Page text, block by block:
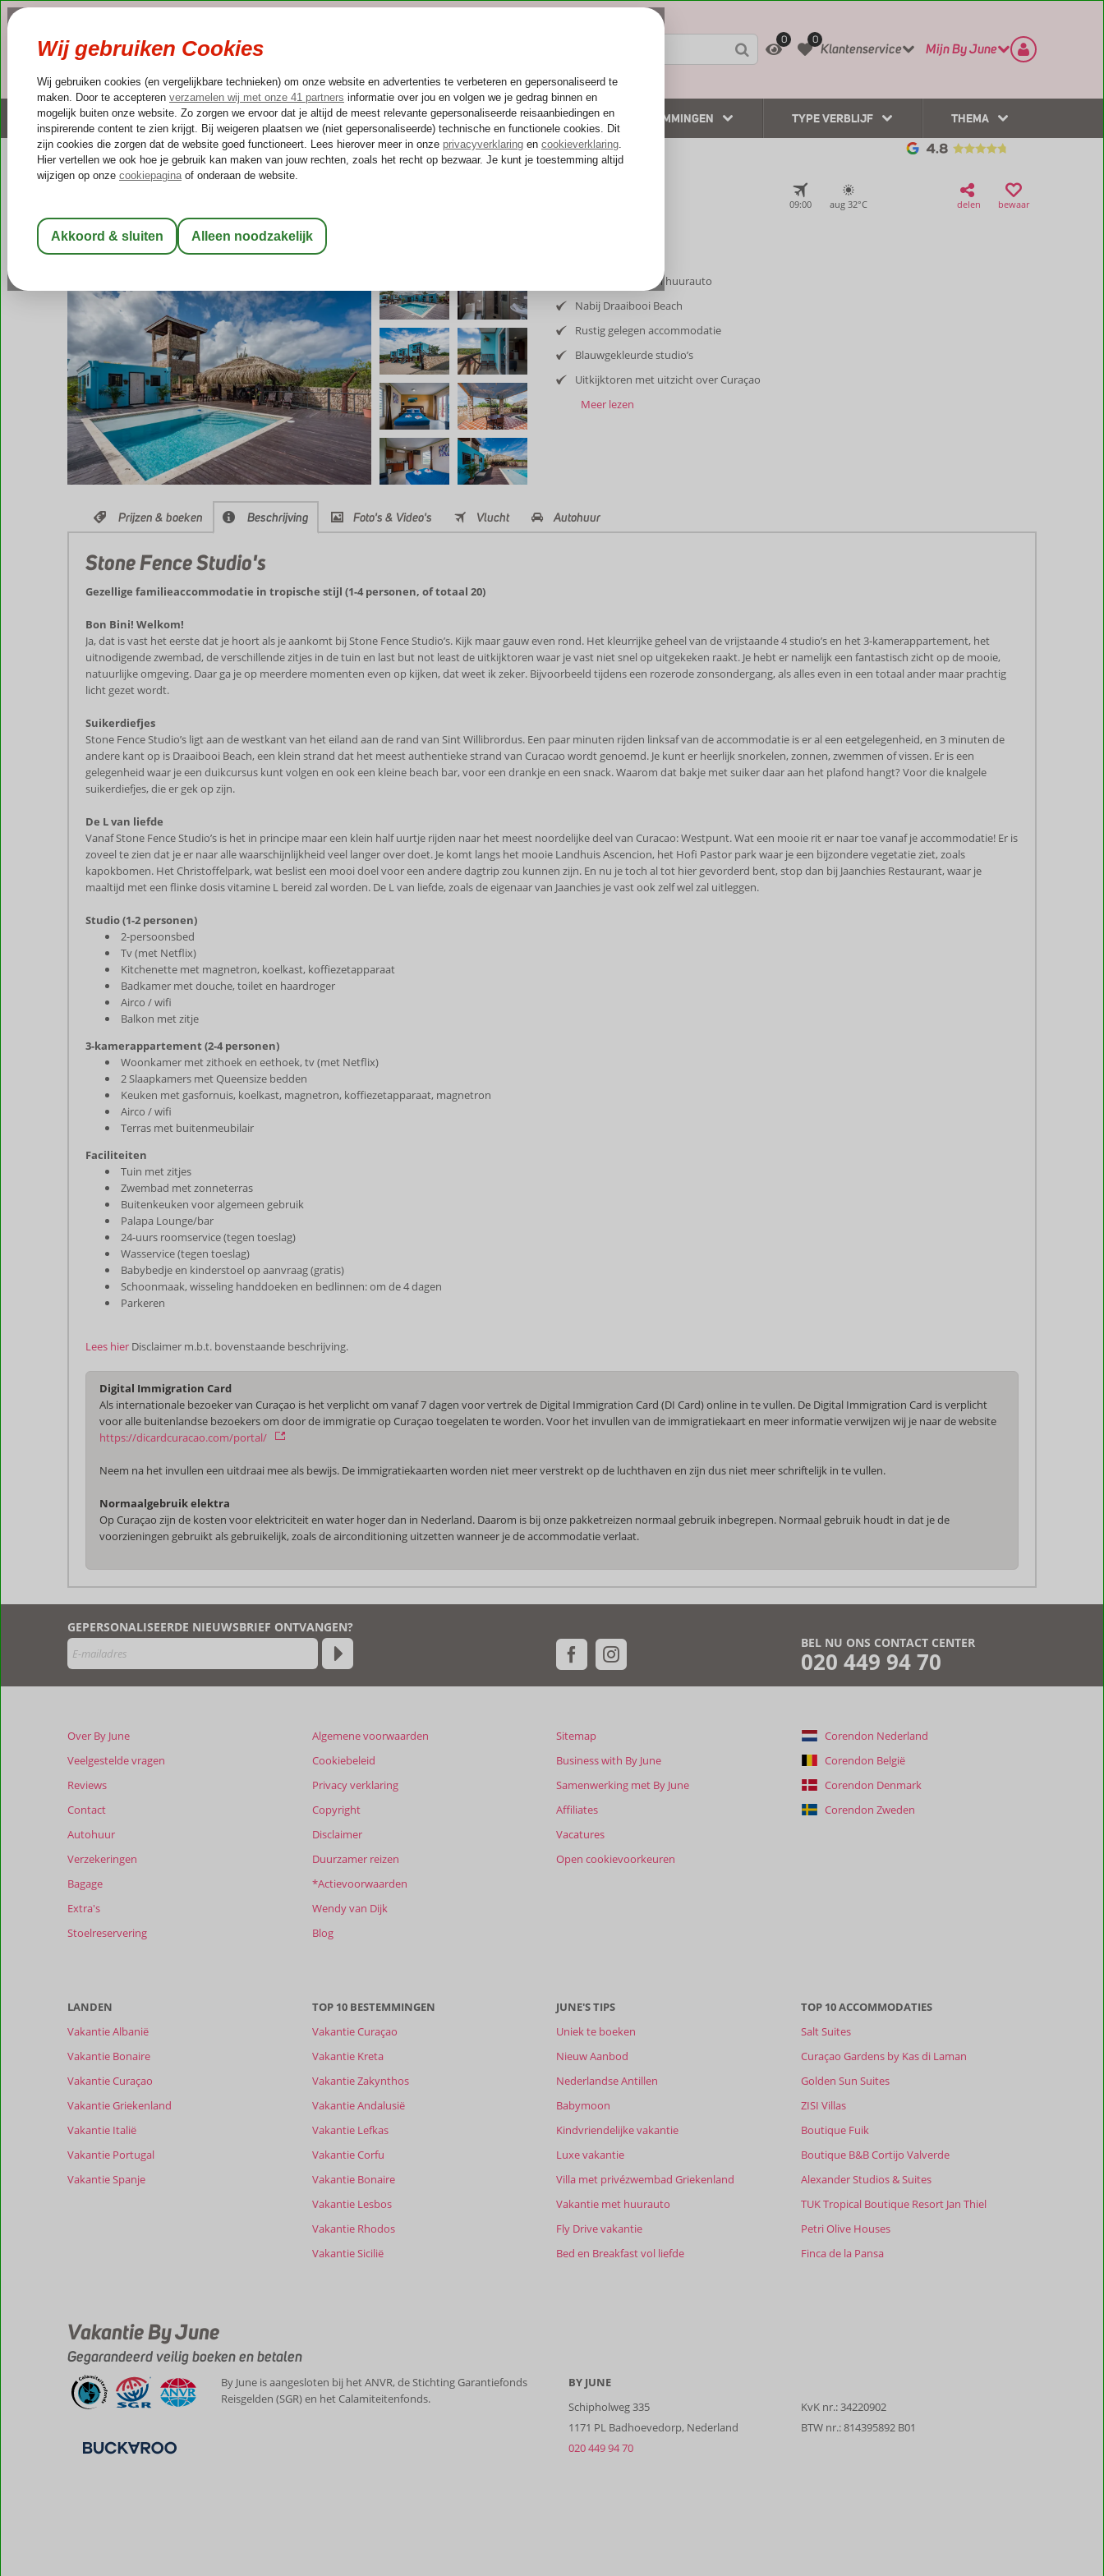
0 0
Klantenservice Mijn By June
NAZOMER LAST MINUTES ZOMER 2026 WINTERZON BESTEMMINGEN TYPE VERBLIJF THEMA
Altijd inclusief huurauto Kleinschalige & unieke accommodaties Weg van de drukte
Stone Fence Studio's
Logies-Appartement
09:00 aug 32°C delen bewaar
Inclusief vlucht en huurauto
Nabij Draaibooi Beach
Rustig gelegen accommodatie
Blauwgekleurde studio’s
Uitkijktoren met uitzicht over Curaçao
Meer lezen
Prijzen & boeken Beschrijving Foto's & Video's Vlucht Autohuur
Stone Fence Studio's
Gezellige familieaccommodatie in tropische stijl (1-4 personen, of totaal 20)
Bon Bini! Welkom!
Ja, dat is vast het eerste dat je hoort als je aankomt bij Stone Fence Studio’s. Kijk maar gauw even rond. Het kleurrijke geheel van de vrijstaande 4 studio’s en het 3-kamerappartement, het
uitnodigende zwembad, de verschillende zitjes in de tuin en last but not least de uitkijktoren waar je vast niet snel op uitgekeken raakt. Je hebt er namelijk een fantastisch zicht op de mooie,
natuurlijke omgeving. Daar ga je op meerdere momenten even op kijken, dat weet ik zeker. Bijvoorbeeld tijdens een rozerode zonsondergang, als alles even in een totaal ander maar prachtig
licht gezet wordt.
Suikerdiefjes
Stone Fence Studio’s ligt aan de westkant van het eiland aan de rand van Sint Willibrordus. Een paar minuten rijden linksaf van de accommodatie is er al een eetgelegenheid, en 3 minuten de
andere kant op is Draaibooi Beach, een klein strand dat het meest authentieke strand van Curacao wordt genoemd. Je kunt er heerlijk snorkelen, zonnen, zwemmen of vissen. Er is een
gelegenheid waar je een duikcursus kunt volgen en ook een kleine beach bar, voor een drankje en een snack. Waarom dat bakje met suiker daar aan het plafond hangt? Voor die knalgele
suikerdiefjes, die er gek op zijn.
De L van liefde
Vanaf Stone Fence Studio’s is het in principe maar een klein half uurtje rijden naar het meest noordelijke deel van Curacao: Westpunt. Wat een mooie rit er naar toe vanaf je accommodatie! Er is
zoveel te zien dat je er naar alle waarschijnlijkheid veel langer over doet. Je komt langs het mooie Landhuis Ascencion, het Hofi Pastor park waar je een bijzondere vegetatie ziet, zoals
kapokbomen. Het Christoffelpark, wat beslist een mooi doel voor een andere dagtrip zou kunnen zijn. En nu je toch al tot hier gevorderd bent, stop dan bij Jaanchies Restaurant, waar je
maaltijd met een flinke dosis vitamine L bereid zal worden. De L van liefde, zoals de eigenaar van Jaanchies je vast ook zelf wel zal uitleggen.
Studio (1-2 personen)
2-persoonsbed
Tv (met Netflix)
Kitchenette met magnetron, koelkast, koffiezetapparaat
Badkamer met douche, toilet en haardroger
Airco / wifi
Balkon met zitje
3-kamerappartement (2-4 personen)
Woonkamer met zithoek en eethoek, tv (met Netflix)
2 Slaapkamers met Queensize bedden
Keuken met gasfornuis, koelkast, magnetron, koffiezetapparaat, magnetron
Airco / wifi
Terras met buitenmeubilair
Faciliteiten
Tuin met zitjes
Zwembad met zonneterras
Buitenkeuken voor algemeen gebruik
Palapa Lounge/bar
24-uurs roomservice (tegen toeslag)
Wasservice (tegen toeslag)
Babybedje en kinderstoel op aanvraag (gratis)
Schoonmaak, wisseling handdoeken en bedlinnen: om de 4 dagen
Parkeren
Lees hier Disclaimer m.b.t. bovenstaande beschrijving.
Digital Immigration Card
Als internationale bezoeker van Curaçao is het verplicht om vanaf 7 dagen voor vertrek de Digital Immigration Card (DI Card) online in te vullen. De Digital Immigration Card is verplicht
voor alle buitenlandse bezoekers om door de immigratie op Curaçao toegelaten te worden. Voor het invullen van de immigratiekaart en meer informatie verwijzen wij je naar de website
https://dicardcuracao.com/portal/
Neem na het invullen een uitdraai mee als bewijs. De immigratiekaarten worden niet meer verstrekt op de luchthaven en zijn dus niet meer schriftelijk in te vullen.
Normaalgebruik elektra
Op Curaçao zijn de kosten voor elektriciteit en water hoger dan in Nederland. Daarom is bij onze pakketreizen normaal gebruik inbegrepen. Normaal gebruik houdt in dat je de
voorzieningen gebruikt als gebruikelijk, zoals de airconditioning uitzetten wanneer je de accommodatie verlaat.
door
klanten
in
Stone
Studio's
ouder
maanden
de
van
de
beoordelingen
te
Meer
info
BEL NU ONS CONTACT CENTER
020 449 94 70
GEPERSONALISEERDE NIEUWSBRIEF ONTVANGEN?
Over By June
Veelgestelde vragen
Reviews
Contact
Autohuur
Verzekeringen
Bagage
Extra's
Stoelreservering
Algemene voorwaarden
Cookiebeleid
Privacy verklaring
Copyright
Disclaimer
Duurzamer reizen
*Actievoorwaarden
Wendy van Dijk
Blog
Sitemap
Business with By June
Samenwerking met By June
Affiliates
Vacatures
Open cookievoorkeuren
Corendon Nederland
Corendon België
Corendon Denmark
Corendon Zweden
LANDEN
Vakantie Albanië
Vakantie Bonaire
Vakantie Curaçao
Vakantie Griekenland
Vakantie Italië
Vakantie Portugal
Vakantie Spanje
TOP 10 BESTEMMINGEN
Vakantie Curaçao
Vakantie Kreta
Vakantie Zakynthos
Vakantie Andalusië
Vakantie Lefkas
Vakantie Corfu
Vakantie Bonaire
Vakantie Lesbos
Vakantie Rhodos
Vakantie Sicilië
JUNE'S TIPS
Uniek te boeken
Nieuw Aanbod
Nederlandse Antillen
Babymoon
Kindvriendelijke vakantie
Luxe vakantie
Villa met privézwembad Griekenland
Vakantie met huurauto
Fly Drive vakantie
Bed en Breakfast vol liefde
TOP 10 ACCOMMODATIES
Salt Suites
Curaçao Gardens by Kas di Laman
Golden Sun Suites
ZISI Villas
Boutique Fuik
Boutique B&B Cortijo Valverde
Alexander Studios & Suites
TUK Tropical Boutique Resort Jan Thiel
Petri Olive Houses
Finca de la Pansa
Vakantie By June
Gegarandeerd veilig boeken en betalen
By June is aangesloten bij het ANVR, de Stichting Garantiefonds
Reisgelden (SGR) en het Calamiteitenfonds.
BY JUNE
Schipholweg 335
1171 PL Badhoevedorp, Nederland
020 449 94 70
KvK nr.: 34220902
BTW nr.: 814395892 B01